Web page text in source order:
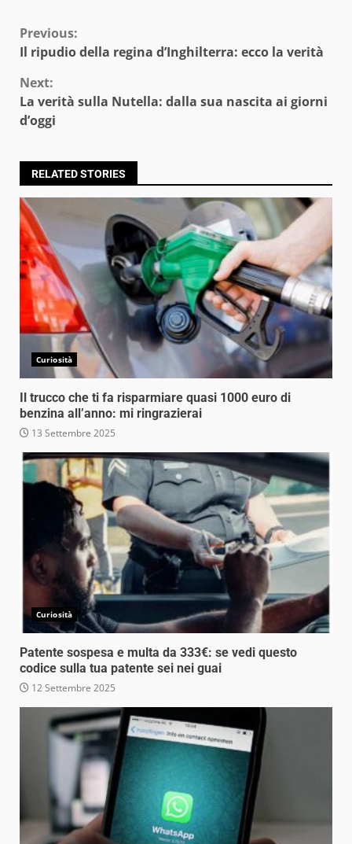
Continue
Reading
Previous:
Il ripudio della regina d’Inghilterra: ecco la verità
Next:
La verità sulla Nutella: dalla sua nascita ai giorni
d’oggi
RELATED STORIES
Curiosità
Il trucco che ti fa risparmiare quasi 1000 euro di
benzina all’anno: mi ringrazierai
13 Settembre 2025
Curiosità
Patente sospesa e multa da 333€: se vedi questo
codice sulla tua patente sei nei guai
12 Settembre 2025